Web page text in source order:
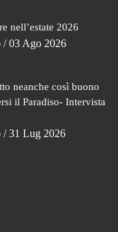
nell’estate 2026
/ 03 Ago 2026
neanche così buono
il Paradiso- Intervista
/ 31 Lug 2026